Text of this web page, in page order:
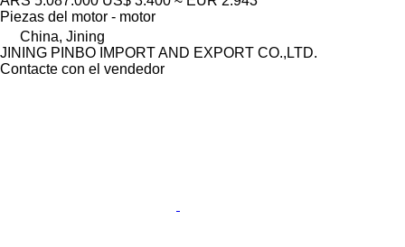
Piezas del motor - motor
China, Jining
JINING PINBO IMPORT AND EXPORT CO.,LTD.
Contacte con el vendedor